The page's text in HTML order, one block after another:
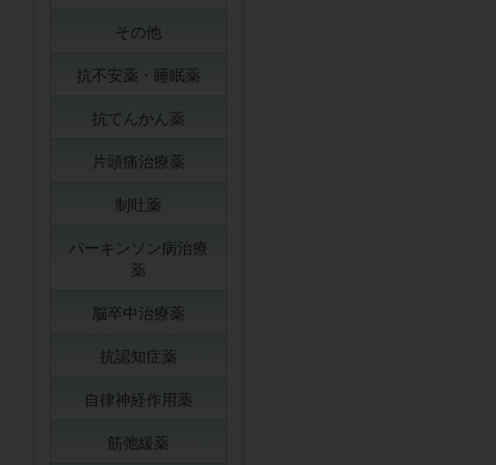
その他
抗不安薬・睡眠薬
抗てんかん薬
片頭痛治療薬
制吐薬
パーキンソン病治療
薬
脳卒中治療薬
抗認知症薬
自律神経作用薬
筋弛緩薬